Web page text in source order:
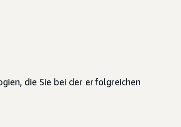
die Sie bei der erfolgreichen